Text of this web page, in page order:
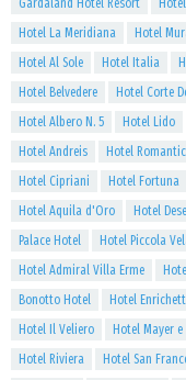
Gardaland Hotel Resort
Hotel La Meridiana
Hotel
Hotel Al Sole
Hotel Italia
Hotel Belvedere
Hotel Corte
Hotel Albero N. 5
Hotel Lido
Hotel Andreis
Hotel Romantic
Hotel Cipriani
Hotel Fortuna
Hotel Aquila d'Oro
Hotel
Palace Hotel
Hotel Piccola
Hotel Admiral Villa Erme
Bonotto Hotel
Hotel
Hotel Il Veliero
Hotel Mayer e
Hotel Riviera
Hotel San